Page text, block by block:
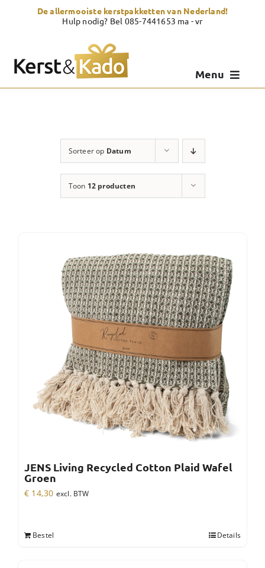
De allermooiste kerstpakketten van Nederland!
Hulp nodig? Bel 085-7441653 ma - vr
Menu
Zelf samenstellen
Sorteer op Datum
Toon 12 producten
JENS Living Recycled Cotton Plaid Wafel
Groen
€ 14,30 excl. BTW
Bestel Details